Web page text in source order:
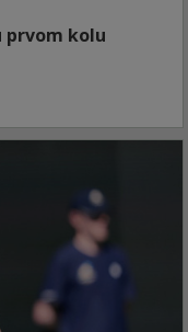
prvom kolu